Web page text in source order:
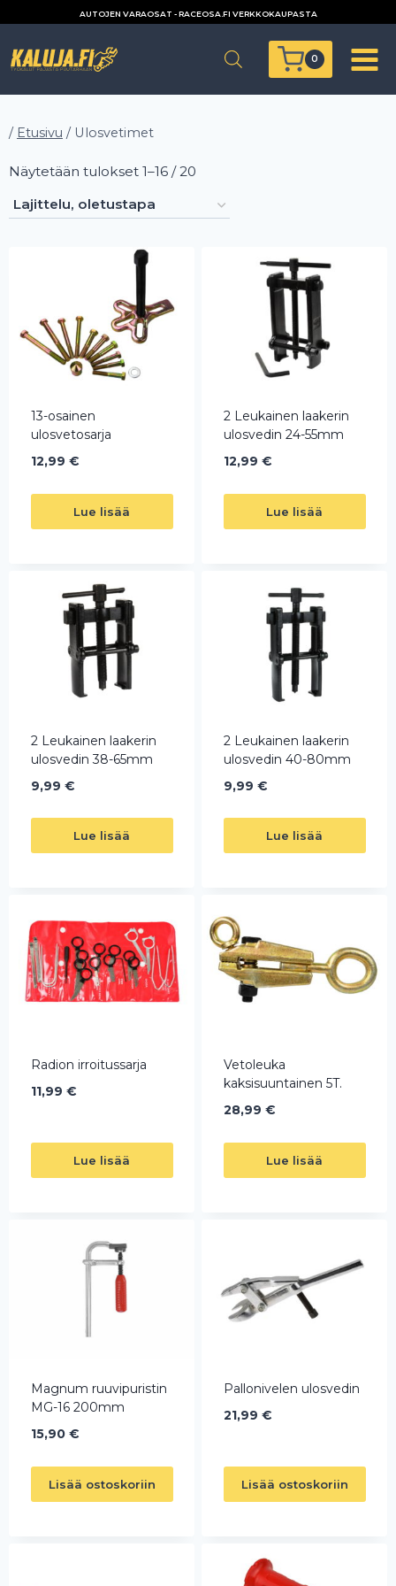
AUTOJEN VARAOSAT - RACEOSA.FI VERKKOKAUPASTA
0
/ Etusivu / Ulosvetimet
Näytetään tulokset 1–16 / 20
13-osainen
ulosvetosarja
12,99 €
Lue lisää
2 Leukainen laakerin
ulosvedin 24-55mm
12,99 €
Lue lisää
2 Leukainen laakerin
ulosvedin 38-65mm
9,99 €
Lue lisää
2 Leukainen laakerin
ulosvedin 40-80mm
9,99 €
Lue lisää
Radion irroitussarja
11,99 €
Lue lisää
Vetoleuka
kaksisuuntainen 5T.
28,99 €
Lue lisää
Magnum ruuvipuristin
MG-16 200mm
15,90 €
Lisää ostoskoriin
Pallonivelen ulosvedin
21,99 €
Lisää ostoskoriin